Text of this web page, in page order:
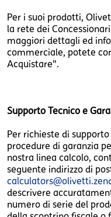
Per i suoi prodotti,
la rete dei
maggiori dettagli ed
commerciale, potete
Acquistare".
Supporto Tecnico e
Per richieste di
procedure di garanzia
nostra linea calcolo,
seguente indirizzo di
descrivere
numero di serie del